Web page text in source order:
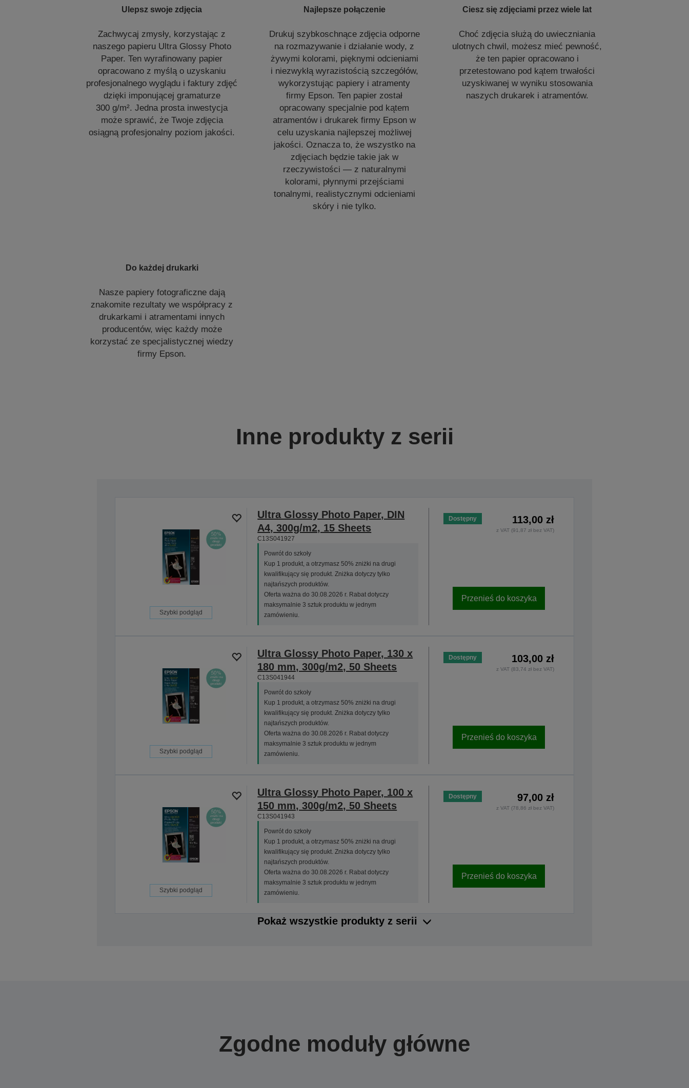
Ulepsz swoje zdjęcia
Zachwycaj zmysły, korzystając z
naszego papieru Ultra Glossy Photo
Paper. Ten wyrafinowany papier
opracowano z myślą o uzyskaniu
profesjonalnego wyglądu i faktury zdjęć
dzięki imponującej gramaturze
300 g/m². Jedna prosta inwestycja
może sprawić, że Twoje zdjęcia
osiągną profesjonalny poziom jakości.
Najlepsze połączenie
Drukuj szybkoschnące zdjęcia odporne
na rozmazywanie i działanie wody, z
żywymi kolorami, pięknymi odcieniami
i niezwykłą wyrazistością szczegółów,
wykorzystując papiery i atramenty
firmy Epson. Ten papier został
opracowany specjalnie pod kątem
atramentów i drukarek firmy Epson w
celu uzyskania najlepszej możliwej
jakości. Oznacza to, że wszystko na
zdjęciach będzie takie jak w
rzeczywistości — z naturalnymi
kolorami, płynnymi przejściami
tonalnymi, realistycznymi odcieniami
skóry i nie tylko.
Ciesz się zdjęciami przez wiele lat
Choć zdjęcia służą do uwieczniania
ulotnych chwil, możesz mieć pewność,
że ten papier opracowano i
przetestowano pod kątem trwałości
uzyskiwanej w wyniku stosowania
naszych drukarek i atramentów.
Do każdej drukarki
Nasze papiery fotograficzne dają
znakomite rezultaty we współpracy z
drukarkami i atramentami innych
producentów, więc każdy może
korzystać ze specjalistycznej wiedzy
firmy Epson.
Inne produkty z serii
Szybki podgląd
Ultra Glossy Photo Paper, DIN
A4, 300g/m2, 15 Sheets
C13S041927
Powrót do szkoły
Kup 1 produkt, a otrzymasz 50% zniżki na drugi
kwalifikujący się produkt. Zniżka dotyczy tylko
najtańszych produktów.
Oferta ważna do 30.08.2026 r. Rabat dotyczy
maksymalnie 3 sztuk produktu w jednym
zamówieniu.
Dostępny 113,00 zł
z VAT (91,87 zł bez VAT)
Przenieś do koszyka
Szybki podgląd
Ultra Glossy Photo Paper, 130 x
180 mm, 300g/m2, 50 Sheets
C13S041944
Powrót do szkoły
Kup 1 produkt, a otrzymasz 50% zniżki na drugi
kwalifikujący się produkt. Zniżka dotyczy tylko
najtańszych produktów.
Oferta ważna do 30.08.2026 r. Rabat dotyczy
maksymalnie 3 sztuk produktu w jednym
zamówieniu.
Dostępny 103,00 zł
z VAT (83,74 zł bez VAT)
Przenieś do koszyka
Szybki podgląd
Ultra Glossy Photo Paper, 100 x
150 mm, 300g/m2, 50 Sheets
C13S041943
Powrót do szkoły
Kup 1 produkt, a otrzymasz 50% zniżki na drugi
kwalifikujący się produkt. Zniżka dotyczy tylko
najtańszych produktów.
Oferta ważna do 30.08.2026 r. Rabat dotyczy
maksymalnie 3 sztuk produktu w jednym
zamówieniu.
Dostępny 97,00 zł
z VAT (78,86 zł bez VAT)
Przenieś do koszyka
Pokaż wszystkie produkty z serii
Zgodne moduły główne